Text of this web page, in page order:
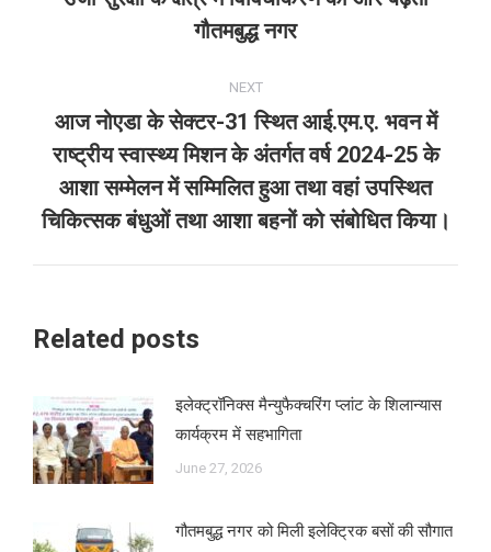
Previous
post:
गौतमबुद्ध नगर
NEXT
Next
post:
आज नोएडा के सेक्टर-31 स्थित आई.एम.ए. भवन में
राष्ट्रीय स्वास्थ्य मिशन के अंतर्गत वर्ष 2024-25 के
आशा सम्मेलन में सम्मिलित हुआ तथा वहां उपस्थित
चिकित्सक बंधुओं तथा आशा बहनों को संबोधित किया।
Related posts
इलेक्ट्रॉनिक्स मैन्युफैक्चरिंग प्लांट के शिलान्यास
कार्यक्रम में सहभागिता
June 27, 2026
गौतमबुद्ध नगर को मिली इलेक्ट्रिक बसों की सौगात